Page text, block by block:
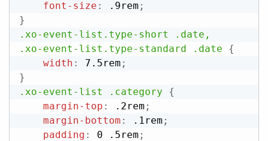
font-size : .9rem ;
}
.xo-event-list.type-short .date,
.xo-event-list.type-standard .date
{
width : 7.5rem ;
}
.xo-event-list .category
{
margin-top : .2rem ;
margin-bottom : .1rem ;
padding : 0 .5rem ;